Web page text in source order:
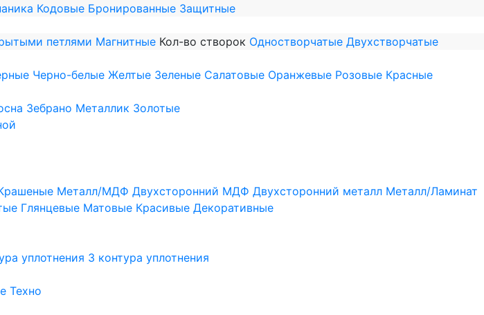
Кодовые Бронированные Защитные
петлями Магнитные Кол-во створок Одностворчатые Двухстворчатые
Черно-белые Желтые Зеленые Салатовые Оранжевые Розовые Красные
Зебрано Металлик Золотые
Металл/МДФ Двухсторонний МДФ Двухсторонний металл Металл/Ламинат
Глянцевые Матовые Красивые Декоративные
уплотнения 3 контура уплотнения
Техно